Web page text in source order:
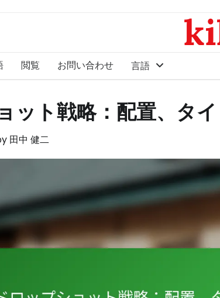
閲覧 お問い合わせ 言語
ット戦略：配置、タ
田中 健二